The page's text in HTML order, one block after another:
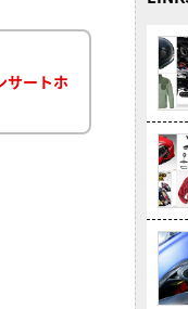
サートホ